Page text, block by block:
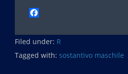
c
e
b
o
Filed under: R
Tagged with: sostantivo maschile